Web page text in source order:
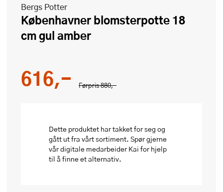
Bergs Potter
Københavner blomsterpotte 18
cm gul amber
Førpris880,-
616,-
Dette produktet har takket for seg og
gått ut fra vårt sortiment. Spør gjerne
vår digitale medarbeider Kai for hjelp
til å finne et alternativ.